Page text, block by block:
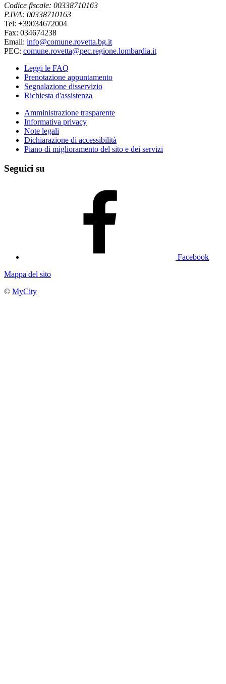
Codice fiscale: 00338710163
P.IVA: 00338710163
Tel: +39034672004
Fax: 034674238
Email: info@comune.rovetta.bg.it
PEC: comune.rovetta@pec.regione.lombardia.it
Leggi le FAQ
Prenotazione appuntamento
Segnalazione disservizio
Richiesta d'assistenza
Amministrazione trasparente
Informativa privacy
Note legali
Dichiarazione di accessibilità
Piano di miglioramento del sito e dei servizi
Seguici su
Facebook
Mappa del sito
© MyCity